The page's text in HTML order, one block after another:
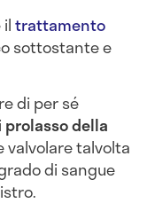
trattamento
sottostante e
di per sé
prolasso della
valvolare talvolta
di sangue